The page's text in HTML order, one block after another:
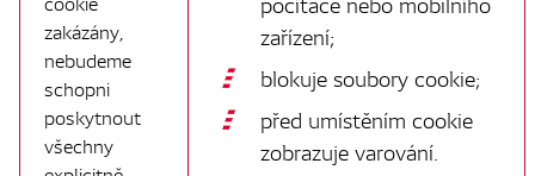
zakázány,
nebudeme
schopni
poskytnout
všechny
zařízení;
blokuje soubory cookie;
před umístěním cookie
zobrazuje varování.